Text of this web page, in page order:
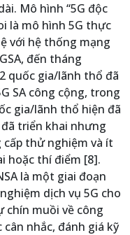
Mô hình “5G độc
là mô hình 5G thực
với hệ thống mạng
đến tháng
quốc gia/lãnh thổ đã
SA công cộng, trong
gia/lãnh thổ hiện đã
đã triển khai nhưng
cấp thử nghiệm và ít
hoặc thí điểm [8].
là một giai đoạn
dịch vụ 5G cho
chín muồi về công
nhắc, đánh giá kỹ